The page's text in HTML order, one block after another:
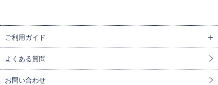
ご利用ガイド
よくある質問
お問い合わせ